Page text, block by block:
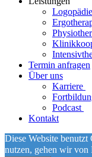
Logopädie
Termin anfragen
Über uns
Karriere
Podcast
Kontakt
Diese Website
nutzen, gehen wir von